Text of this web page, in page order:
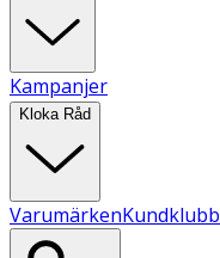
Kampanjer
Kloka Råd
VarumärkenKundklubb